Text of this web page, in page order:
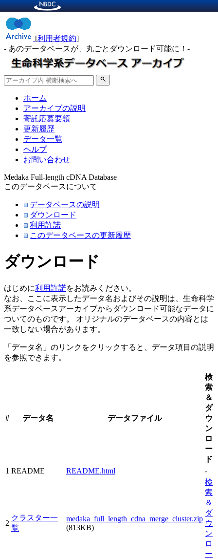
[利用者規約]
- あのデータベースが、丸ごとダウンロード可能に！-
search
ホーム
アーカイブの説明
寄託応募要領
更新履歴
データ一覧
ヘルプ
お問い合わせ
Medaka Full-length cDNA Database
このデータベースについて
データベースの説明
ダウンロード
利用許諾
このデータベースの更新履歴
ダウンロード
はじめに利用許諾をお読みください。
なお、ここに表示したデータ名およびその説明は、生命科学
系データベースアーカイブからダウンロード可能なデータに
ついてのものです。 オリジナルのデータベースの内容とは
一致しない場合があります。
「データ名」のリンクをクリックすると、データ項目の説明
を参照できます。
# データ名 データファイル
検
索
＆
ダ
ウ
ン
ロ
ー
ド
1 README README.html -
2
クラスター一
覧
medaka_full_length_cdna_merge_cluster.zip
(813KB)
検
索
＆
ダ
ウ
ン
ロ
ー